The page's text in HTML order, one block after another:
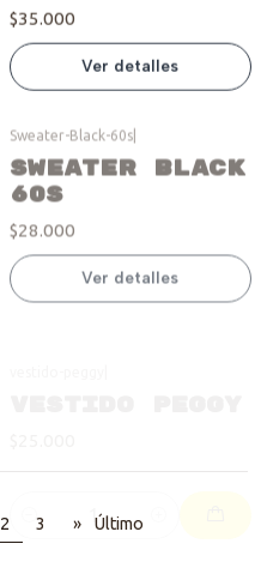
Ver detalles
Sweater-Black-60s
60s
$28.000
vestido-peggy|
Vestido Peggy
2 3 » Último